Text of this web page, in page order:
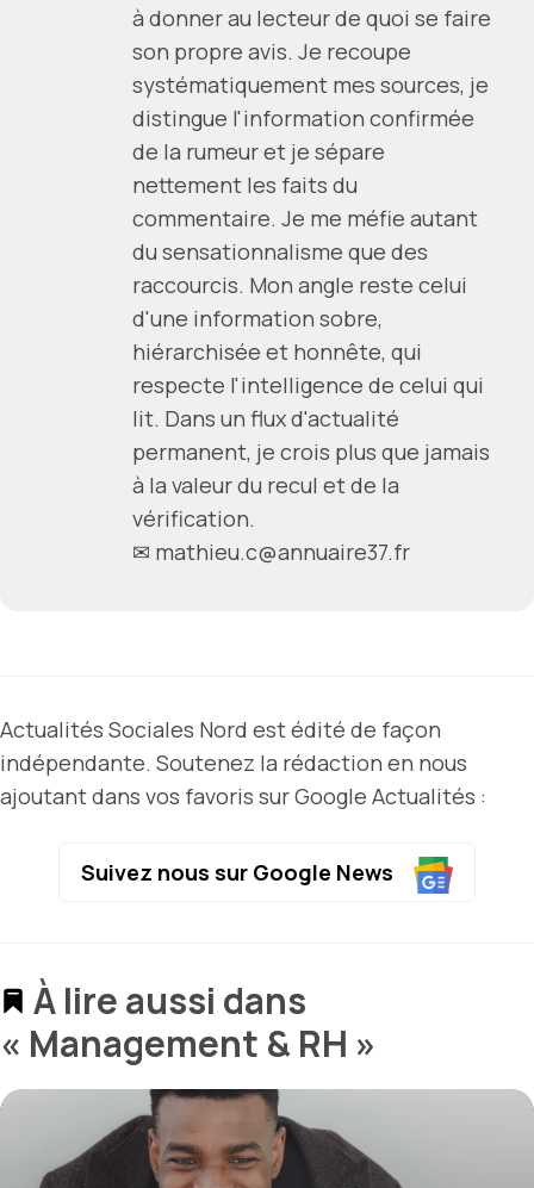
à donner au lecteur de quoi se faire
son propre avis. Je recoupe
systématiquement mes sources, je
distingue l'information confirmée
de la rumeur et je sépare
nettement les faits du
commentaire. Je me méfie autant
du sensationnalisme que des
raccourcis. Mon angle reste celui
d'une information sobre,
hiérarchisée et honnête, qui
respecte l'intelligence de celui qui
lit. Dans un flux d'actualité
permanent, je crois plus que jamais
à la valeur du recul et de la
vérification.
✉ mathieu.c@annuaire37.fr
Actualités Sociales Nord est édité de façon
indépendante. Soutenez la rédaction en nous
ajoutant dans vos favoris sur Google Actualités :
Suivez nous sur Google News
À lire aussi dans
« Management & RH »